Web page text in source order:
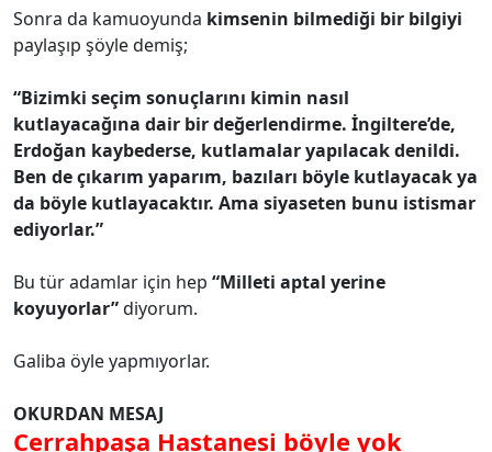
Sonra da kamuoyunda kimsenin bilmediği bir bilgiyi
paylaşıp şöyle demiş;
“Bizimki seçim sonuçlarını kimin nasıl
kutlayacağına dair bir değerlendirme. İngiltere’de,
Erdoğan kaybederse, kutlamalar yapılacak denildi.
Ben de çıkarım yaparım, bazıları böyle kutlayacak ya
da böyle kutlayacaktır. Ama siyaseten bunu istismar
ediyorlar.”
Bu tür adamlar için hep “Milleti aptal yerine
koyuyorlar”diyorum.
Galiba öyle yapmıyorlar.
OKURDAN MESAJ
Cerrahpaşa Hastanesi böyle yok